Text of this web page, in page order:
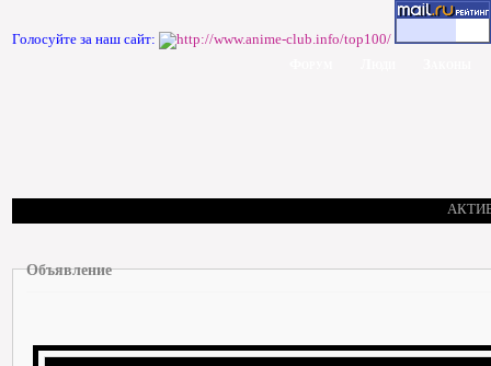
Голосуйте за наш сайт:
Объявление